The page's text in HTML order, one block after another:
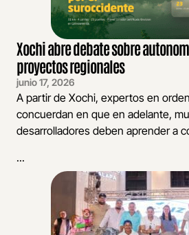
Xochi abre debate sobre
proyectos regionales
junio 17, 2026
A partir de Xochi, expertos en
concuerdan en que en adelante,
desarrolladores deben aprender a
...